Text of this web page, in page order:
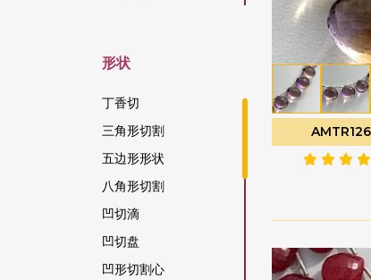
方柱石宝石
方钠石宝石
日光石宝石
松吉亚蓝宝石
柑橘石榴石
染色红宝石
柠檬石英
桃色月光石
形状
丁香切
三角形切割
五边形形状
八角形切割
凹切滴
凹切盘
凹形切割心